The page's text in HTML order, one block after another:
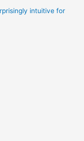
intuitive for